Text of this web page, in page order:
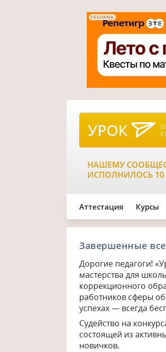
РЕКЛАМА
УРОК
НАШЕМУ
ИСПОЛНИЛОСЬ 10
Аттестация Курсы
Завершенные
Дорогие педагоги!
мастерства для
коррекционного
работников сферы
успехах — всегда
Судейство на
состоящей из
новичков.